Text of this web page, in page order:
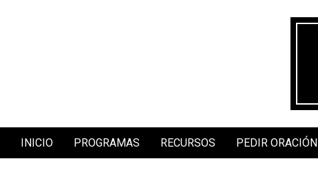
Secondary
INICIO PROGRAMAS RECURSOS PEDIR ORACIÓN